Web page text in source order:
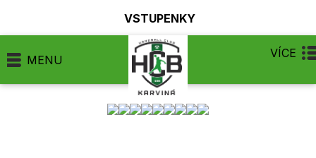
VSTUPENKY
MENU VÍCE